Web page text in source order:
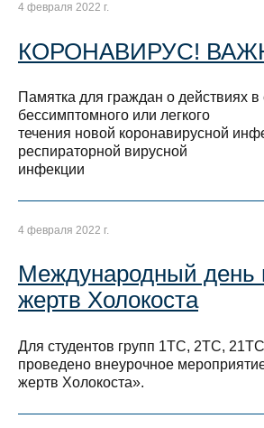
4 февраля 2022 г.
КОРОНАВИРУС!
Памятка для граждан о действиях в
бессимптомного или легкого
течения новой коронавирусной
респираторной вирусной
инфекции
4 февраля 2022 г.
Международный день
жертв Холокоста
Для студентов групп 1ТС, 2ТС,
проведено внеурочное
жертв Холокоста».